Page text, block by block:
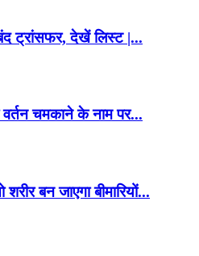
ट्रांसफर, देखें लिस्ट |...
वर्तन चमकाने के नाम पर...
बन जाएगा बीमारियों...